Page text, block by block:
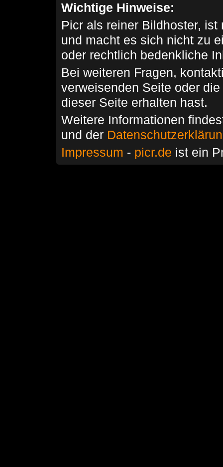
Wichtige Hinweise:
Picr als reiner Bildhoster,
und macht es sich nicht zu
oder rechtlich bedenkliche
Bei weiteren Fragen,
verweisenden Seite oder
dieser Seite erhalten hast.
Weitere Informationen
und der
Impressum - picr.de ist ein